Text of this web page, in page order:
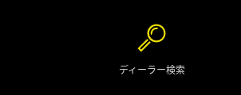
ディーラー検索